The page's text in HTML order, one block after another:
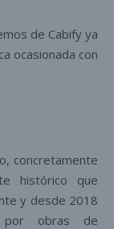
de Cabify ya
ocasionada con
concretamente
histórico que
y desde 2018
por obras de